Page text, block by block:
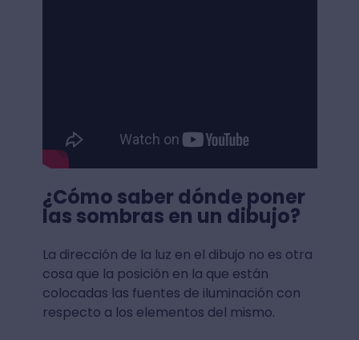
¿Cómo saber dónde poner
las sombras en un dibujo?
La dirección de la luz en el dibujo no es otra
cosa que la posición en la que están
colocadas las fuentes de iluminación con
respecto a los elementos del mismo.